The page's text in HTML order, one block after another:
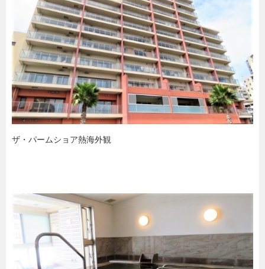
ザ・パームショア熱海外観